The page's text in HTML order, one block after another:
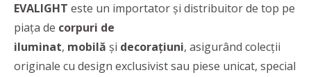
EVALIGHT este un importator și distribuitor de top pe
piața de corpuri de
iluminat, mobilă și decorațiuni, asigurând colecții
originale cu design exclusivist sau piese unicat, special